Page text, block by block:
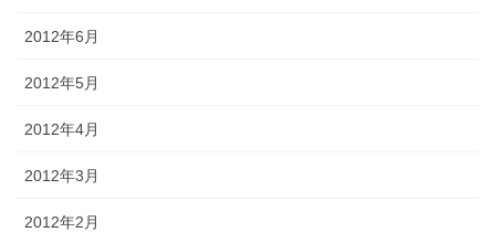
2012年6月
2012年5月
2012年4月
2012年3月
2012年2月